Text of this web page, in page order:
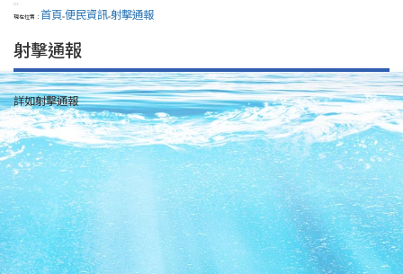
:::
現在位置： 首頁>便民資訊>射擊通報
射擊通報
詳如射擊通報